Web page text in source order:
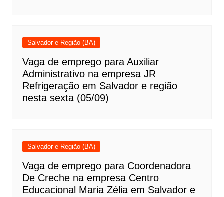
Salvador e Região (BA)
Vaga de emprego para Auxiliar
Administrativo na empresa JR
Refrigeração em Salvador e região
nesta sexta (05/09)
Salvador e Região (BA)
Vaga de emprego para Coordenadora
De Creche na empresa Centro
Educacional Maria Zélia em Salvador e